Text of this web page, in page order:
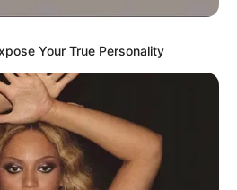
Your True Personality